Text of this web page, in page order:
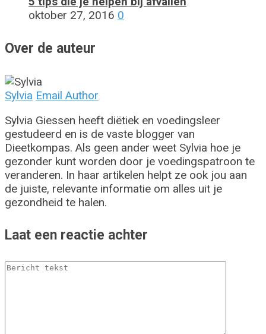
oktober 27, 2016 0
Over de auteur
Sylvia Email Author
Sylvia Giessen heeft diëtiek en voedingsleer
gestudeerd en is de vaste blogger van
Dieetkompas. Als geen ander weet Sylvia hoe je
gezonder kunt worden door je voedingspatroon te
veranderen. In haar artikelen helpt ze ook jou aan
de juiste, relevante informatie om alles uit je
gezondheid te halen.
Laat een reactie achter